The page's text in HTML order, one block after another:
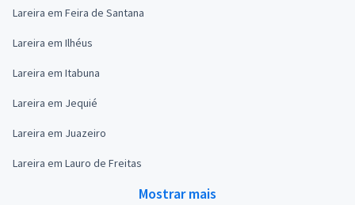
Lareira em Feira de Santana
Lareira em Ilhéus
Lareira em Itabuna
Lareira em Jequié
Lareira em Juazeiro
Lareira em Lauro de Freitas
Mostrar mais